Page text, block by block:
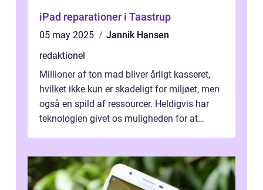
iPad reparationer i Taastrup
05 may 2025
Jannik Hansen
redaktionel
Millioner af ton mad bliver årligt kasseret,
hvilket ikke kun er skadeligt for miljøet, men
også en spild af ressourcer. Heldigvis har
teknologien givet os muligheden for at